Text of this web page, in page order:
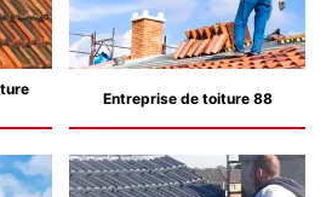
Entreprise de toiture 88